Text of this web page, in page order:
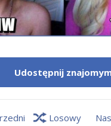
Udostępnij
Losowy